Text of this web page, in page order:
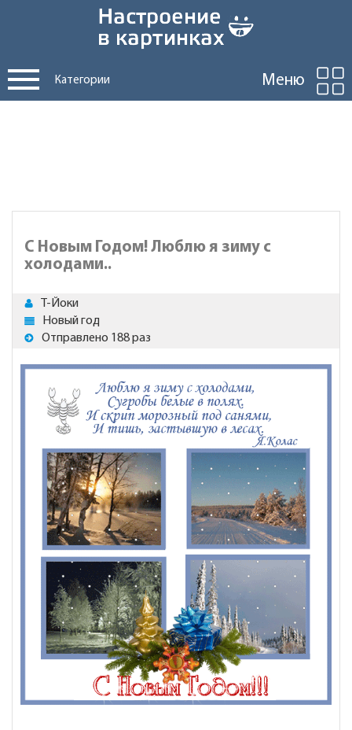
Категории Меню
С Новым Годом! Люблю я зиму с
холодами..
Т-Йоки
Новый год
Отправлено 188 раз